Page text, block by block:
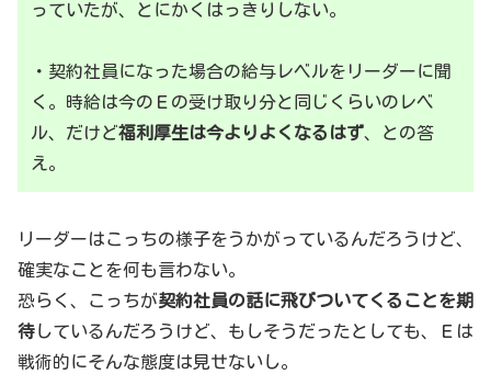
っていたが、とにかくはっきりしない。
・契約社員になった場合の給与レベルをリーダーに聞
く。時給は今のＥの受け取り分と同じくらいのレベ
ル、だけど福利厚生は今よりよくなるはず、との答
え。
リーダーはこっちの様子をうかがっているんだろうけど、
確実なことを何も言わない。
恐らく、こっちが契約社員の話に飛びついてくることを期
待しているんだろうけど、もしそうだったとしても、Ｅは
戦術的にそんな態度は見せないし。